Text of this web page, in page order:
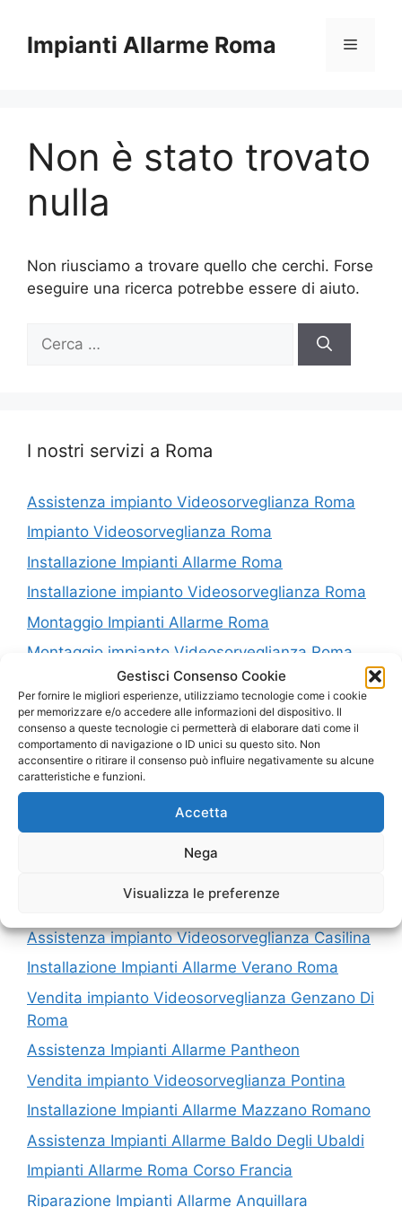
Gestisci Consenso Cookie
Per fornire le migliori esperienze, utilizziamo tecnologie come i cookie
per memorizzare e/o accedere alle informazioni del dispositivo. Il
consenso a queste tecnologie ci permetterà di elaborare dati come il
comportamento di navigazione o ID unici su questo sito. Non
acconsentire o ritirare il consenso può influire negativamente su alcune
caratteristiche e funzioni.
Accetta
Nega
Visualizza le preferenze
contenuto
Impianti Allarme Roma Menu
Non è stato trovato
nulla
Non riusciamo a trovare quello che cerchi. Forse
eseguire una ricerca potrebbe essere di aiuto.
per:
I nostri servizi a Roma
Assistenza impianto Videosorveglianza Roma
Impianto Videosorveglianza Roma
Installazione Impianti Allarme Roma
Installazione impianto Videosorveglianza Roma
Montaggio Impianti Allarme Roma
Montaggio impianto Videosorveglianza Roma
Riparazione Impianti Allarme Roma
Riparazione impianto Videosorveglianza Roma
Vendita Impianti Allarme Roma
Vendita impianto Videosorveglianza Roma
I nostri servizi in Provincia di Roma
Assistenza impianto Videosorveglianza
Assistenza impianto Videosorveglianza Casilina
Installazione Impianti Allarme Verano Roma
Vendita impianto Videosorveglianza Genzano Di
Roma
Assistenza Impianti Allarme Pantheon
Vendita impianto Videosorveglianza Pontina
Installazione Impianti Allarme Mazzano Romano
Assistenza Impianti Allarme Baldo Degli Ubaldi
Impianti Allarme Roma Corso Francia
Riparazione Impianti Allarme Anguillara